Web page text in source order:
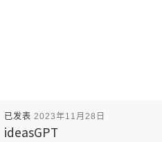
已发表 2023年11月28日
ideasGPT